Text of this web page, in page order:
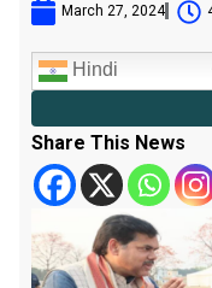
March 27, 2024
Hindi
Share This News